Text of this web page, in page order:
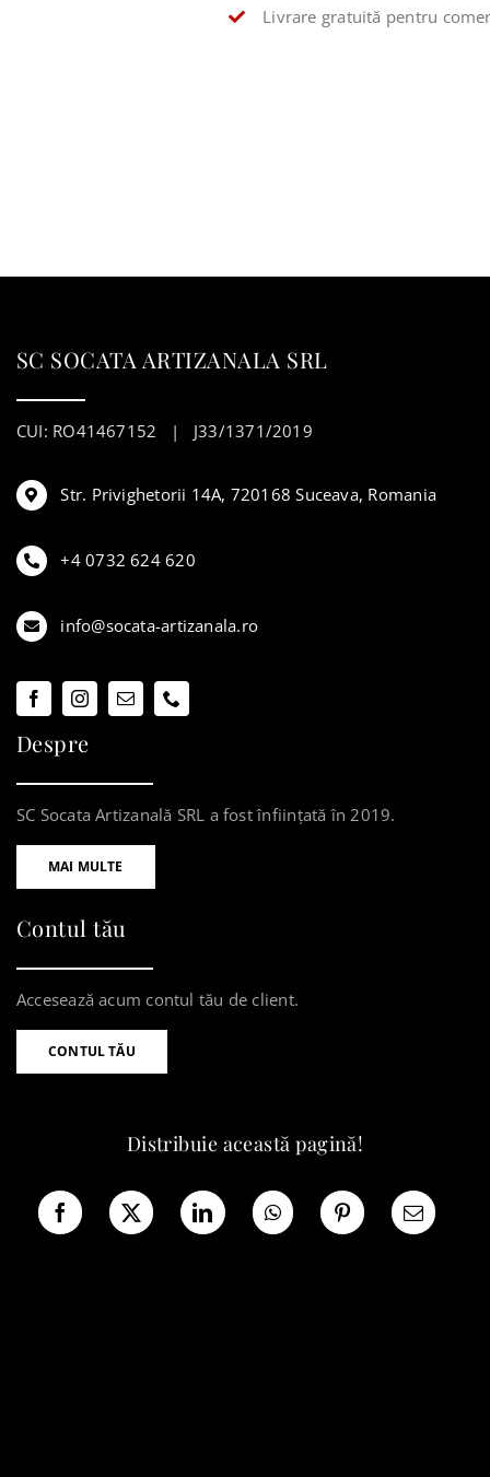
Livrare gratuită pentru
SC SOCATA ARTIZANALA SRL
CUI: RO41467152 | J33/1371/2019
Str. Privighetorii 14A, 720168 Suceava, Romania
+4 0732 624 620
info@socata-artizanala.ro
Despre
SC Socata Artizanală SRL a fost înființată în 2019.
MAI MULTE
Contul tău
Accesează acum contul tău de client.
CONTUL TĂU
Distribuie această pagină!